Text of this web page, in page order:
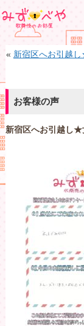
« 新宿区へお引越
お客様の声
新宿区へお引越し